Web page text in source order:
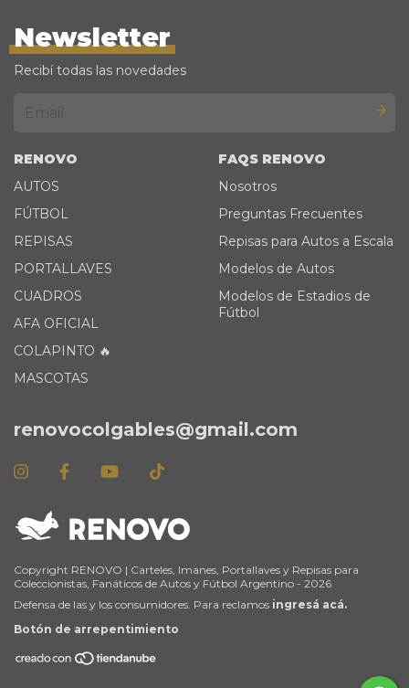
Newsletter
Recibí todas las novedades
RENOVO
AUTOS
FÚTBOL
REPISAS
PORTALLAVES
CUADROS
AFA OFICIAL
COLAPINTO 🔥
MASCOTAS
FAQS RENOVO
Nosotros
Preguntas Frecuentes
Repisas para Autos a Escala
Modelos de Autos
Modelos de Estadios de
Fútbol
renovocolgables@gmail.com
Copyright RENOVO | Carteles, Imanes, Portallaves y Repisas para
Coleccionistas, Fanáticos de Autos y Fútbol Argentino - 2026
Defensa de las y los consumidores. Para reclamos ingresá acá.
Botón de arrepentimiento